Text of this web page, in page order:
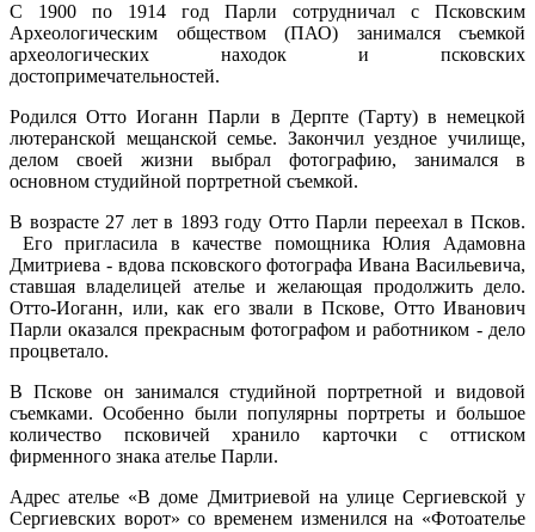
С 1900 по 1914 год Парли сотрудничал с Псковским
Археологическим обществом (ПАО) занимался съемкой
археологических находок и псковских
достопримечательностей.
Родился Отто Иоганн Парли в Дерпте (Тарту) в немецкой
лютеранской мещанской семье. Закончил уездное училище,
делом своей жизни выбрал фотографию, занимался в
основном студийной портретной съемкой.
В возрасте 27 лет в 1893 году Отто Парли переехал в Псков.
Его пригласила в качестве помощника Юлия Адамовна
Дмитриева - вдова псковского фотографа Ивана Васильевича,
ставшая владелицей ателье и желающая продолжить дело.
Отто-Иоганн, или, как его звали в Пскове, Отто Иванович
Парли оказался прекрасным фотографом и работником - дело
процветало.
В Пскове он занимался студийной портретной и видовой
съемками. Особенно были популярны портреты и большое
количество псковичей хранило карточки с оттиском
фирменного знака ателье Парли.
Адрес ателье «В доме Дмитриевой на улице Сергиевской у
Сергиевских ворот» со временем изменился на «Фотоателье